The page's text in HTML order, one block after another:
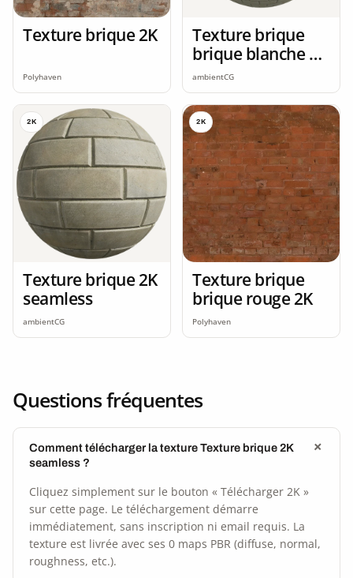
Texture brique 2K
Polyhaven
Texture brique
brique blanche 2K
seamless
ambientCG
2K
Texture brique 2K
seamless
ambientCG
2K
Texture brique
brique rouge 2K
Polyhaven
Questions fréquentes
Comment télécharger la texture Texture brique 2K
seamless ?
Cliquez simplement sur le bouton « Télécharger 2K »
sur cette page. Le téléchargement démarre
immédiatement, sans inscription ni email requis. La
texture est livrée avec ses 0 maps PBR (diffuse, normal,
roughness, etc.).